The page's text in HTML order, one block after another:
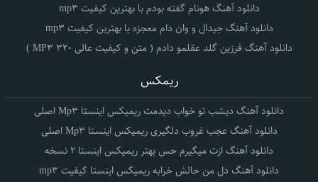
دانلود آهنگ هونام گفته بودم با بهترین کیفیت mp3
دانلود آهنگ جیدال و وان دام معجزه با بهترین کیفیت mp3
دانلود آهنگ فرزین گلد عقلمو دادم ( متن و کیفیت عالی 320 MP3 )
ریمکس
دانلود آهنگ دیشب تو خواب دیدمت ریمیکس اینستا Mp3 اصلی
دانلود آهنگ عجب غروب دلگیری ریمیکس اینستا Mp3 اصلی
دانلود آهنگ ازت میگیرم حس بهتر ریمیکس اینستا 2 نسخه
دانلود آهنگ دل من حالش خرابه ریمیکس اینستا کیفیت mp3